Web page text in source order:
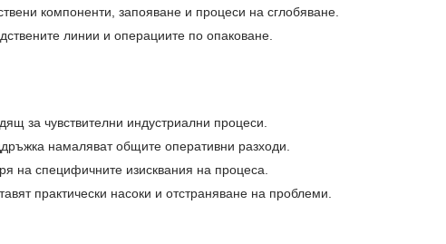
компоненти, запояване и процеси на сглобяване.
линии и операциите по опаковане.
за чувствителни индустриални процеси.
намаляват общите оперативни разходи.
на специфичните изисквания на процеса.
практически насоки и отстраняване на проблеми.